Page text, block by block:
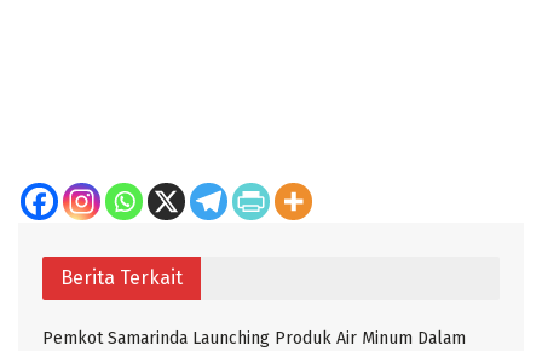
Berita Terkait
Pemkot Samarinda Launching Produk Air Minum Dalam